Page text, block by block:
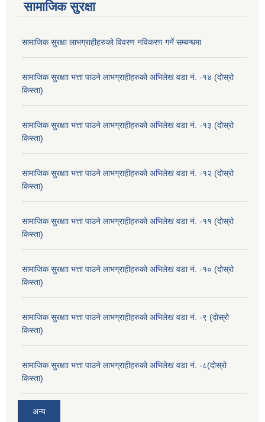
सामाजिक सुरक्षा
सामाजिक सुरक्षा लाभग्राहीहरुको विवरण नविकरण गर्ने सम्बन्धमा
सामाजिक सुरक्षाा भत्ता पाउने लाभग्राहीहरुको अभिलेख वडा नं. -१४ (दोस्रो
किस्ता)
सामाजिक सुरक्षाा भत्ता पाउने लाभग्राहीहरुको अभिलेख वडा नं. -१३ (दोस्रो
किस्ता)
सामाजिक सुरक्षाा भत्ता पाउने लाभग्राहीहरुको अभिलेख वडा नं. -१२ (दोस्रो
किस्ता)
सामाजिक सुरक्षाा भत्ता पाउने लाभग्राहीहरुको अभिलेख वडा नं. -११ (दोस्रो
किस्ता)
सामाजिक सुरक्षाा भत्ता पाउने लाभग्राहीहरुको अभिलेख वडा नं. -१० (दोस्रो
किस्ता)
सामाजिक सुरक्षाा भत्ता पाउने लाभग्राहीहरुको अभिलेख वडा नं. -९ (दोस्रो
किस्ता)
सामाजिक सुरक्षाा भत्ता पाउने लाभग्राहीहरुको अभिलेख वडा नं. -८(दोस्रो
किस्ता)
अन्य